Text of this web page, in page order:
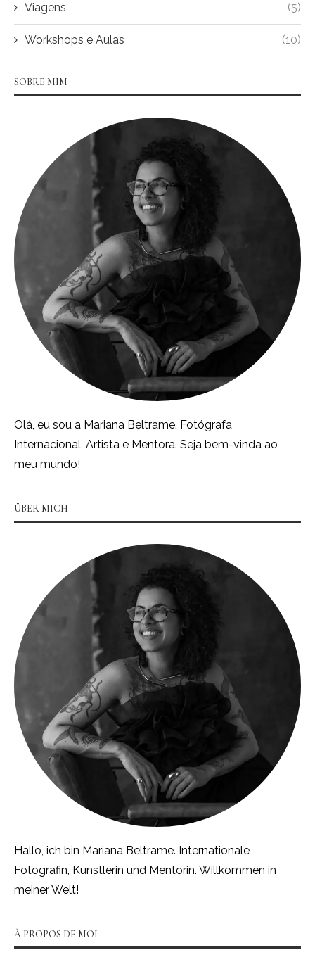
Viagens (5)
Workshops e Aulas (10)
SOBRE MIM
Olá, eu sou a Mariana Beltrame. Fotógrafa
Internacional, Artista e Mentora. Seja bem-vinda ao
meu mundo!
ÜBER MICH
Hallo, ich bin Mariana Beltrame. Internationale
Fotografin, Künstlerin und Mentorin. Willkommen in
meiner Welt!
À PROPOS DE MOI